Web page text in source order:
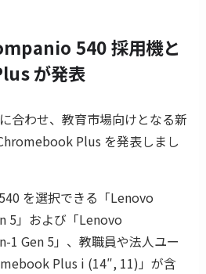
540 採用機と
が発表
合わせ、教育市場向けとなる新
Plus を発表しまし
を選択できる「Lenovo
5」および「Lenovo
Gen 5」、教職員や法人ユー
Plus i (14″, 11)」が含